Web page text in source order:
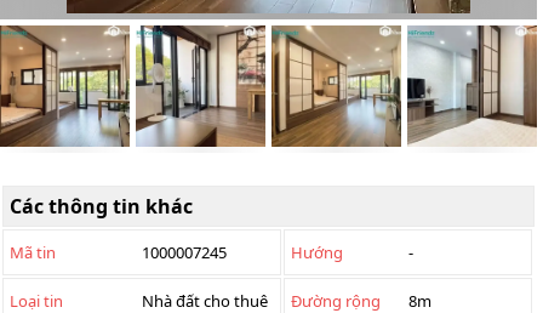
Các thông tin khác
Mã tin 1000007245 Hướng -
Loại tin Nhà đất cho thuê Đường rộng 8m